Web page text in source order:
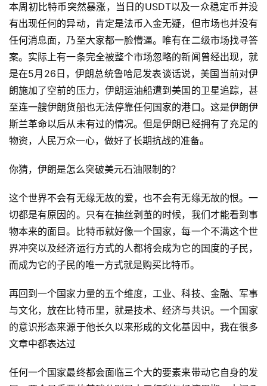
本周初比特币突然暴涨，当日的USDT以及一众稳定币并没
有出现任何的异动，肯定是法币入金无疑，但市场也并没有
任何消息面，乃至大家都一脸懵逼。唯有在二级市场找寻答
案。实际上有一条完全被整个市场忽略的新闻曾经出现，就
是在5月26日，伊朗总统鲁哈尼发表谈话说，美国当前对伊
朗施加了空前的压力，伊朗运油船遭到美国的卫星追踪，甚
至连一艘伊朗货船也无法停靠任何国家的港口。这是伊朗伊
斯兰革命以后从未有过的情况。但是伊朗已经拥有了充足的
物资，人民万众一心，做好了长期抗战的准备。
你猜，伊朗是怎么突破美元石油限制的？
这个世界不会有无缘无故的爱，也不会有无缘无故的恨。一
切都是有原因的。只有在抽丝剥茧的时候，我们才能看到事
物本来的面目。比特币就好像一个国家，每一个不满这个世
界冲突以及经济运行方式的人都将会成为它的国度的子民，
而成为它的子民的唯一方式就是购买比特币。
再回到一个国家力量的五个维度，工业、科技、金融、军事
与文化，放在比特币里，就是技术、经济与共识。一个国家
的意识形态来源于他长久以来形成的文化基因中，我在很多
文章中都表达过
任何一个国家最终都会面临三个大的要素来带动它自身的发